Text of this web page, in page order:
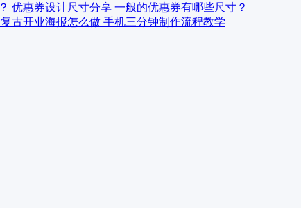
优惠券设计尺寸分享 一般的优惠券有哪些尺寸？
复古开业海报怎么做 手机三分钟制作流程教学